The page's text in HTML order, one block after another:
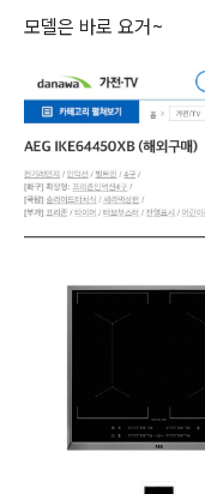
모델은 바로 요거~